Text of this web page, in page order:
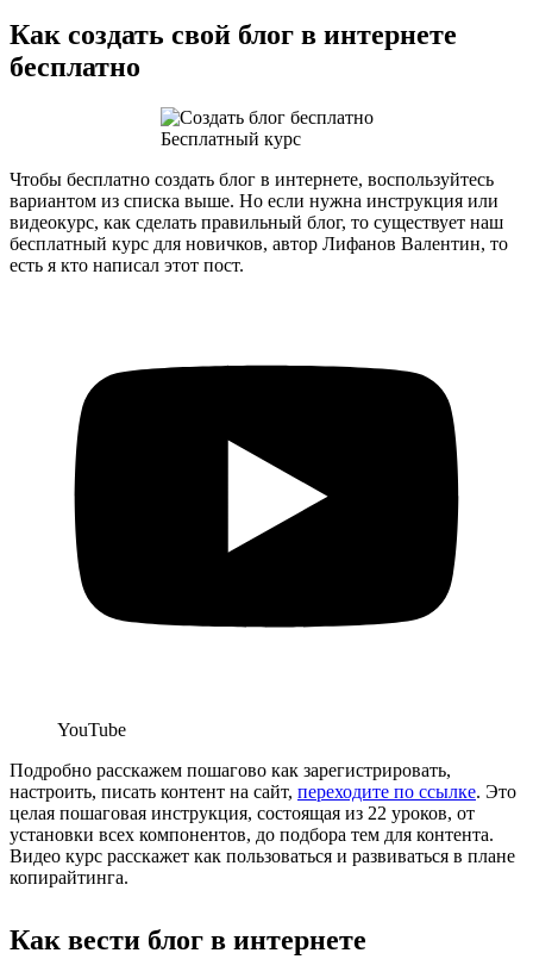
Как создать свой блог в интернете
бесплатно
Бесплатный курс
Чтобы бесплатно создать блог в интернете, воспользуйтесь
вариантом из списка выше. Но если нужна инструкция или
видеокурс, как сделать правильный блог, то существует наш
бесплатный курс для новичков, автор Лифанов Валентин, то
есть я кто написал этот пост.
YouTube
Подробно расскажем пошагово как зарегистрировать,
настроить, писать контент на сайт, переходите по ссылке. Это
целая пошаговая инструкция, состоящая из 22 уроков, от
установки всех компонентов, до подбора тем для контента.
Видео курс расскажет как пользоваться и развиваться в плане
копирайтинга.
Как вести блог в интернете